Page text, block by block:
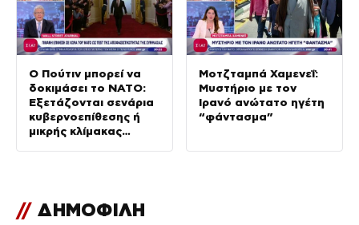
Ο Πούτιν μπορεί να
δοκιμάσει το ΝΑΤΟ:
Εξετάζονται σενάρια
κυβερνοεπίθεσης ή
μικρής κλίμακας
Μοτζταμπά Χαμενεΐ:
Μυστήριο με τον
Ιρανό ανώτατο ηγέτη
“φάντασμα”
// ΔΗΜΟΦΙΛΗ